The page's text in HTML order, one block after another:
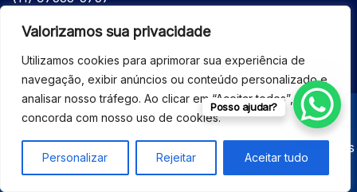
Valorizamos sua privacidade
Utilizamos cookies para aprimorar sua experiência de
navegação, exibir anúncios ou conteúdo personalizado e
analisar nosso tráfego. Ao clicar em “Aceitar todos”, você
concorda com nosso uso de cookies.
Personalizar Rejeitar Aceitar tudo
(62) 98610-7777
© 2026 - ASSISTÊNCIA TÉCNICA ESPECIALIZADA
EQUIPAMENTOS BRUKER - Todos os direitos reservados
Posso ajudar?